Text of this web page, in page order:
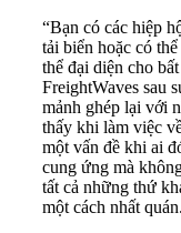
“Bạn có các hiệp
tải biển hoặc có
thể đại diện cho
FreightWaves sau
mảnh ghép lại với
thấy khi làm việc
một vấn đề khi ai
cung ứng mà
tất cả những thứ
một cách nhất